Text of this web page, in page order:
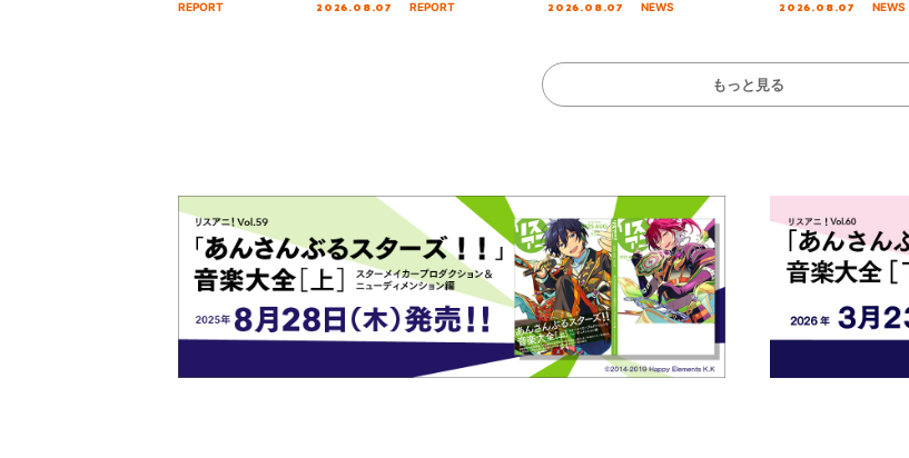
REPORT 2026.08.07 REPORT 2026.08.07 NEWS 2026.08.07 NEWS
もっと見る